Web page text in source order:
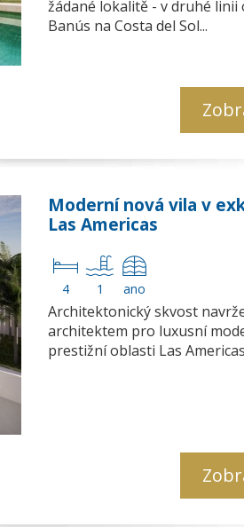
žádané lokalitě - v druhé linii
Banús na Costa del Sol...
Moderní nová vila v
Las Americas
4 1 ano
Architektonický skvost
architektem pro luxusní
prestižní oblasti Las